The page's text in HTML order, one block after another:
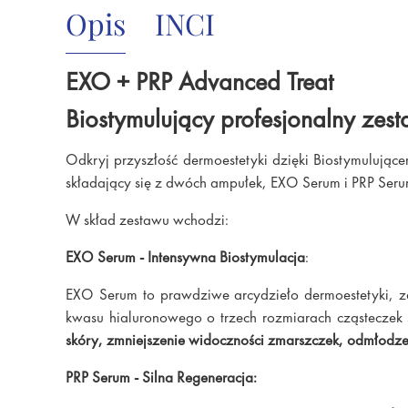
Opis INCI
EXO + PRP Advanced Treat
Biostymulujący profesjonalny
Odkryj przyszłość dermoestetyki dzięki
składający się z dwóch ampułek, EXO Serum i PRP
W skład zestawu wchodzi:
EXO Serum - Intensywna Biostymulacja:
EXO Serum to prawdziwe arcydzieło dermoestetyki,
kwasu hialuronowego o trzech rozmiarach
skóry, zmniejszenie widoczności zmarszczek,
PRP Serum - Silna Regeneracja: